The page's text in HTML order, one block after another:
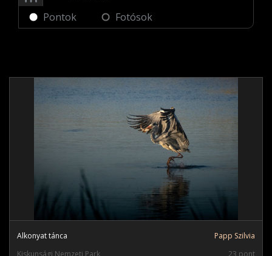
Pontok Fotósok
Alkonyat tánca
Papp Szilvia